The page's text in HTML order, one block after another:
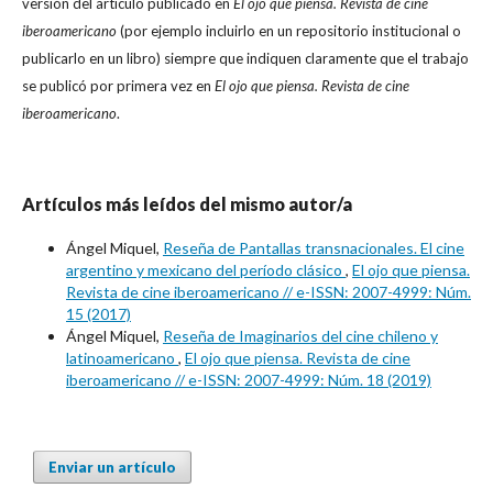
iberoamericano(por ejemplo incluirlo en un repositorio institucional o
publicarlo en un libro) siempre que indiquen claramente que el trabajo
se publicó por primera vez en El ojo que piensa. Revista de cine
iberoamericano.
Artículos más leídos del mismo autor/a
Ángel Miquel, Reseña de Pantallas transnacionales. El cine
argentino y mexicano del período clásico , El ojo que piensa.
Revista de cine iberoamericano // e-ISSN: 2007-4999: Núm.
15 (2017)
Ángel Miquel, Reseña de Imaginarios del cine chileno y
latinoamericano , El ojo que piensa. Revista de cine
iberoamericano // e-ISSN: 2007-4999: Núm. 18 (2019)
Enviar un artículo